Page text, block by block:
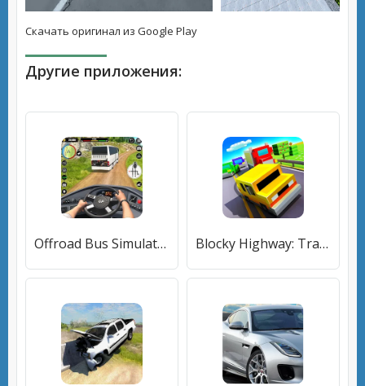
Скачать оригинал из Google Play
Другие приложения:
Offroad Bus Simulator Bus Game (Оффроуд Автобус Симулятор Игра) [МОД Бесконечные монеты] APK Android Blocky Highway: Traffic Racing (Блоки Хайвей) [МОД Много денег] APK Android